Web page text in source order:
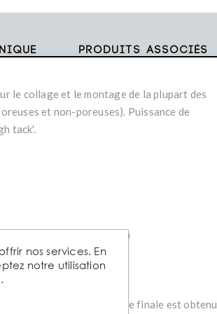
Produits associés
le collage et le montage de la plupart des
et non-poreuses). Puissance de
tack'.
matériaux de construction
et humides
légèrement humides
quelques heures la force finale est obtenu
nos services. En
notre utilisation